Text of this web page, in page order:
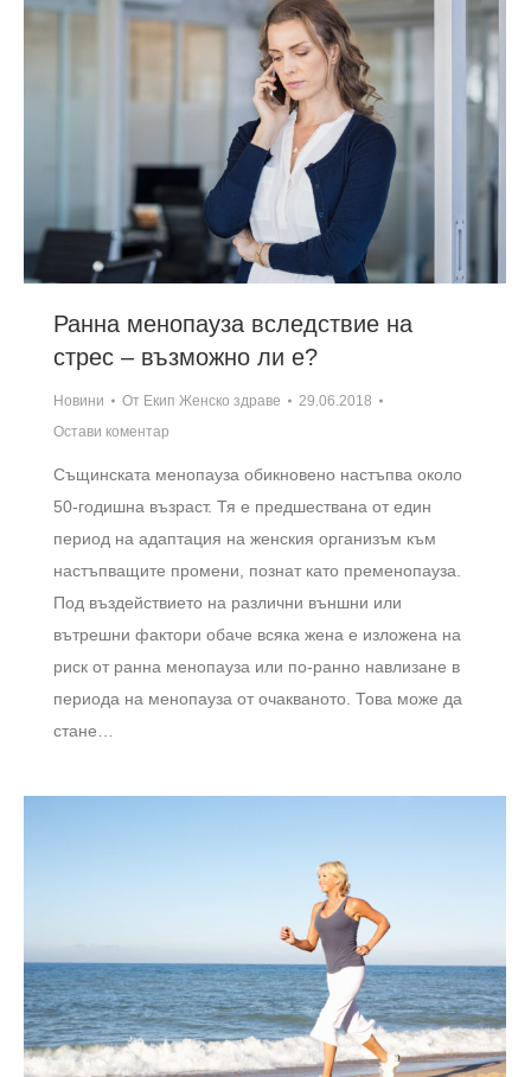
Ранна менопауза вследствие на
стрес – възможно ли е?
Новини От Екип Женско здраве
29.06.2018
Остави коментар
Същинската менопауза обикновено настъпва около
50-годишна възраст. Тя е предшествана от един
период на адаптация на женския организъм към
настъпващите промени, познат като пременопауза.
Под въздействието на различни външни или
вътрешни фактори обаче всяка жена е изложена на
риск от ранна менопауза или по-ранно навлизане в
периода на менопауза от очакваното. Това може да
стане…